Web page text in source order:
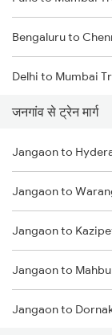
Bengaluru to
Delhi to Mumbai
Mumbai to Pune
Delhi to Jammu
Mumbai to Delhi
Mumbai to Goa
Chennai to
जनगांव से ट्रेन मार्ग
Jangaon to
Jangaon to
Jangaon to
Jangaon to
Jangaon to